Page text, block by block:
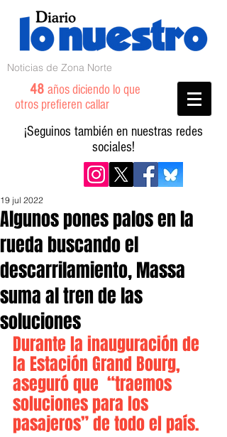
Noticias de Zona Norte
48 años diciendo lo que
otros prefieren callar
¡Seguinos también en nuestras redes
sociales!
Algunos pones palos en la
rueda buscando el
descarrilamiento, Massa
suma al tren de las
soluciones
19 jul 2022
Durante la inauguración de
la Estación Grand Bourg,
aseguró que  “traemos
soluciones para los
pasajeros” de todo el país.